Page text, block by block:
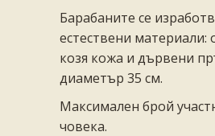
Барабаните се
естествени материали:
козя кожа и дървени
диаметър 35 см.
Максимален брой
човека.